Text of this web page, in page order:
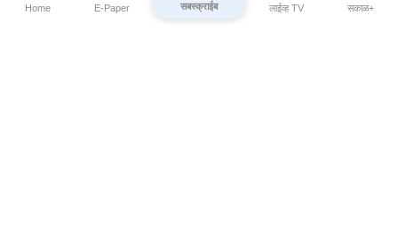
Home E-Paper सबस्क्राईब लाईव्ह TV सकाळ+